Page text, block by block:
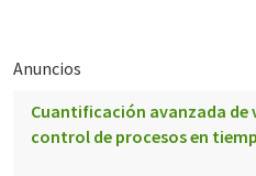
Anuncios
Cuantificación avanzada de
control de procesos en